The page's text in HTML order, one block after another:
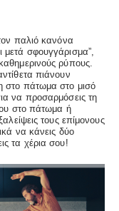
παλιό κανόνα
σφουγγάρισμα”,
ρύπους.
πιάνουν
στο πάτωμα στο μισό
να προσαρμόσεις τη
στο πάτωμα ή
τους επίμονους
να κάνεις δύο
τα χέρια σου!